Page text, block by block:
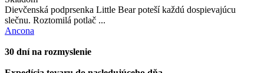
Dievčenská podprsenka Little Bear poteší každú dospievajúcu
slečnu. Roztomilá potlač ...
Ancona
30 dní na rozmyslenie